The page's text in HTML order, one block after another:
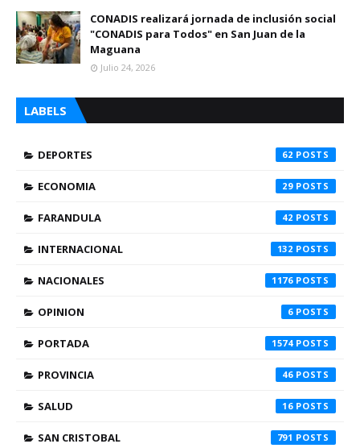
CONADIS realizará jornada de inclusión social
"CONADIS para Todos" en San Juan de la
Maguana
Julio 24, 2026
LABELS
DEPORTES 62
ECONOMIA 29
FARANDULA 42
INTERNACIONAL 132
NACIONALES 1176
OPINION 6
PORTADA 1574
PROVINCIA 46
SALUD 16
SAN CRISTOBAL 791